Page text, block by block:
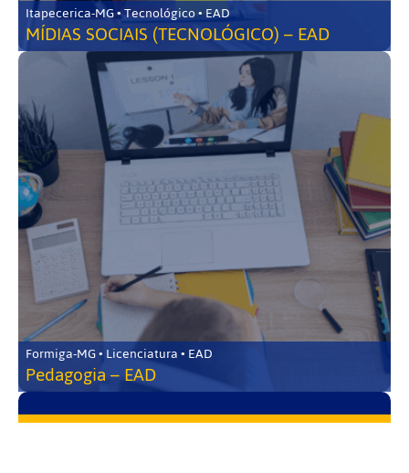
Itapecerica-MG • Tecnológico • EAD
MÍDIAS SOCIAIS (TECNOLÓGICO) – EAD
Formiga-MG • Licenciatura • EAD
Pedagogia – EAD